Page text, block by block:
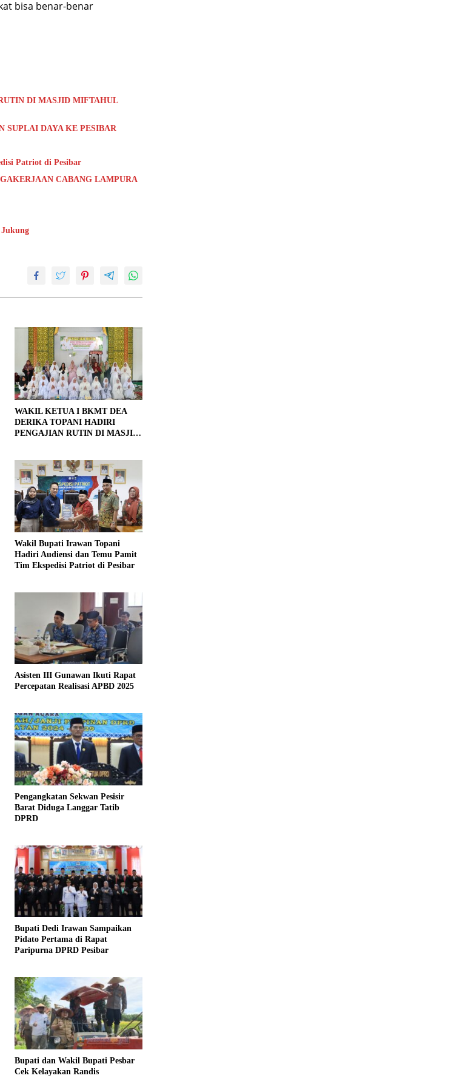
bisa benar-benar
DI MASJID MIFTAHUL
SUPLAI DAYA KE PESIBAR
Patriot di Pesibar
CABANG LAMPURA
WAKIL KETUA I BKMT DEA
DERIKA TOPANI HADIRI
PENGAJIAN RUTIN DI MASJID
Wakil Bupati Irawan Topani
Hadiri Audiensi dan Temu Pamit
Tim Ekspedisi Patriot di Pesibar
Asisten III Gunawan Ikuti Rapat
Percepatan Realisasi APBD 2025
Pengangkatan Sekwan Pesisir
Barat Diduga Langgar Tatib
DPRD
Bupati Dedi Irawan Sampaikan
Pidato Pertama di Rapat
Paripurna DPRD Pesibar
Bupati dan Wakil Bupati Pesbar
Cek Kelayakan Randis